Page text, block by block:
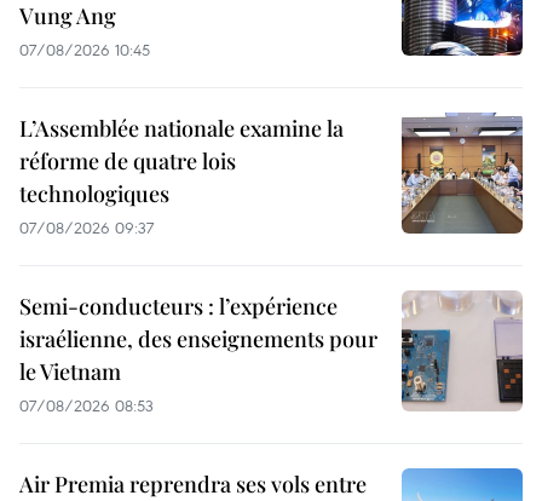
Vung Ang
07/08/2026 10:45
L’Assemblée nationale examine la
réforme de quatre lois
technologiques
07/08/2026 09:37
Semi-conducteurs : l’expérience
israélienne, des enseignements pour
le Vietnam
07/08/2026 08:53
Air Premia reprendra ses vols entre